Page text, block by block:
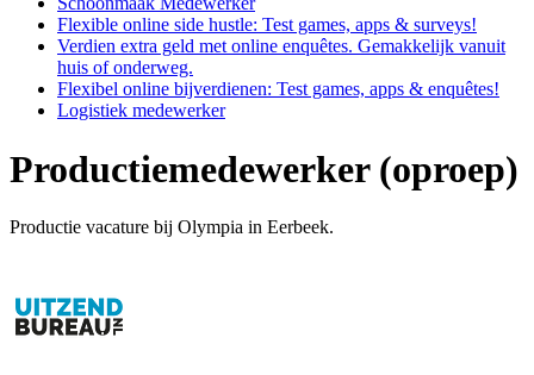
Flexible online side hustle: Test games, apps & surveys!
Verdien extra geld met online enquêtes. Gemakkelijk vanuit
huis of onderweg.
Flexibel online bijverdienen: Test games, apps & enquêtes!
Logistiek medewerker
Productiemedewerker (oproep)
Productie vacature bij Olympia in Eerbeek.